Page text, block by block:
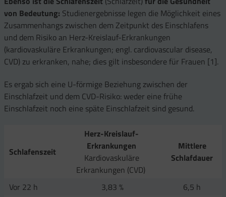
von Bedeutung: Studienergebnisse legen die Möglichkeit eines
Zusammenhangs zwischen dem Zeitpunkt des Einschlafens
und dem Risiko an Herz-Kreislauf-Erkrankungen
(kardiovaskuläre Erkrankungen; engl. cardiovascular disease,
CVD) zu erkranken, nahe; dies gilt insbesondere für Frauen [1].
Es ergab sich eine U-förmige Beziehung zwischen der
Einschlafzeit und dem CVD-Risiko: weder eine frühe
Einschlafzeit noch eine späte Einschlafzeit sind gesund.
Schlafenszeit
Herz-Kreislauf-
Erkrankungen
Kardiovaskuläre
Erkrankungen (CVD)
Mittlere
Schlafdauer
Vor 22 h 3,83 %
6,5 h